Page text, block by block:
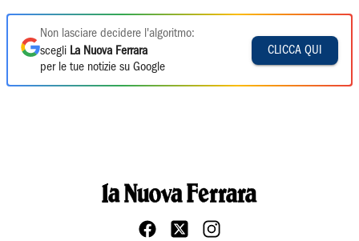
Non lasciare decidere l'algoritmo:
scegli La Nuova Ferrara
per le tue notizie su Google
CLICCA QUI